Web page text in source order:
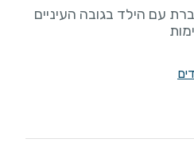
עם הילד בגובה העיניים